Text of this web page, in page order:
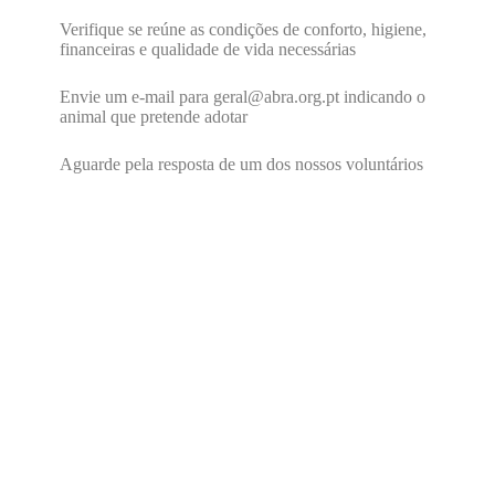
Verifique se reúne as condições de conforto, higiene,
financeiras e qualidade de vida necessárias
Envie um e-mail para geral@abra.org.pt indicando o
animal que pretende adotar
Aguarde pela resposta de um dos nossos voluntários